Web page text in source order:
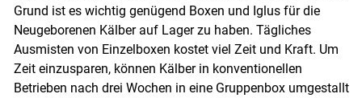
Grund ist es wichtig genügend Boxen und Iglus für die
Neugeborenen Kälber auf Lager zu haben. Tägliches
Ausmisten von Einzelboxen kostet viel Zeit und Kraft. Um
Zeit einzusparen, können Kälber in konventionellen
Betrieben nach drei Wochen in eine Gruppenbox umgestallt